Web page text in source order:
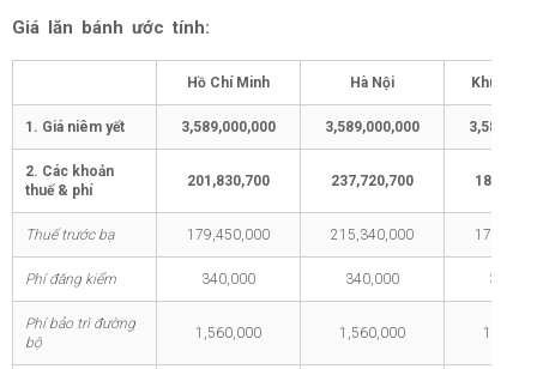
Giá lăn bánh ước tính:
Hồ Chí Minh Hà Nội Khu vực
1. Giá niêm yết 3,589,000,000 3,589,000,000
2. Các khoản
thuế & phí
201,830,700 237,720,700
Thuế trước bạ 179,450,000 215,340,000
Phí đăng kiểm 340,000 340,000
Phí bảo trì đường
bộ
1,560,000 1,560,000